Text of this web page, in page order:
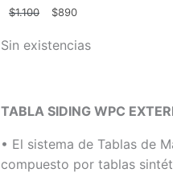
$1.100
El
original
$890El
actual
Sin existencias
TABLA SIDING WPC
• El sistema de Tablas de
compuesto por tablas